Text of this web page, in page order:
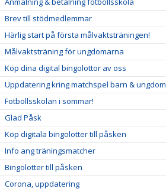
Brev till stödmedlemmar
Härlig start på första målvaktsträningen!
Målvaktsträning för ungdomarna
Köp dina digital bingolottor av oss
Uppdatering kring matchspel barn & ungdom
Fotbollsskolan i sommar!
Glad Påsk
Köp digitala bingolotter till påsken
Info ang träningsmatcher
Bingolotter till påsken
Corona, uppdatering